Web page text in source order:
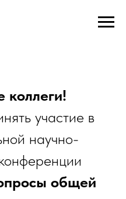
участие в
научно-
общей